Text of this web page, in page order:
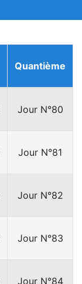
Quantième
Jour N°80
Jour N°81
Jour N°82
Jour N°83
Jour N°84